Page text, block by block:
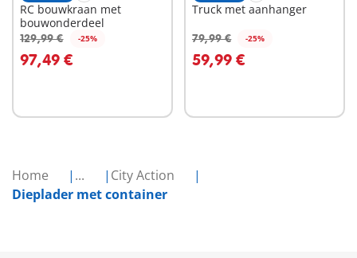
Home ...
City Action
Dieplader met container
RC bouwkraan met
bouwonderdeel
129,99 € -25%
97,49 €
In winkelwagen
Truck met aanhanger
79,99 € -25%
59,99 €
In winkelwagen